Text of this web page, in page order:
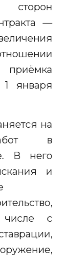
—
приёмка
1 января
на
в
В него
и
числе с